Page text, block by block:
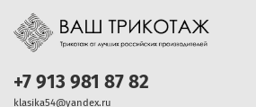
+7 913 981 87 82
klasika54@yandex.ru